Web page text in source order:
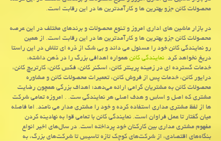
محصولات كانن جزو بهترین ها و كارآمدترین ها در این رقابت است.
در بازار ماشین های اداری امروز و تنوع محصولات و برندهای مختلف در این عرصه
محصولات کانن جزو بهترین ها و کارآمدترین ها در این رقابت است. از همین
رو نمایندگی کانن خود را مسئول می داند و بی شک از ذره ای تلاش در این راستا
دریغ نخواهد کرد. نمایندگی کاننهمواره اهدافی بزرگ را در ذهن داشته،
خدمات گسترده ای در زمینه پرینتر کانن، اسکنر کانن، فکس کانن، کارتریچ کانن،
درایور کانن، خدمات پس از فروش کانن، تعمیرات محصولات کانن و مشاوره
محصولات کانن به مشتریان گرامی ارائه می‌دهد؛ اهداف بزرگی همچون رضایت
مشتری که اصل و اساس و هدف اصلی هر نمایندگی ست. . امروزه تمامی شرکت
ها از لفظ مشتری مداری استفاده کرده و خود را مشتری مدار می نامند. اما فاصله
میان گفتار تا عمل فراوان است. نمایندگی کانن با تمامی قوا به نهادینه کردن
مفهوم مشتری مداری بین کارکنان خود پرداخته است. در سال‌های اخیر انواع
بنگاه‌های اقتصادی، از شرکت‌های کوچک تازه‌ تاسیس تا شرکت‌های بزرگ، به